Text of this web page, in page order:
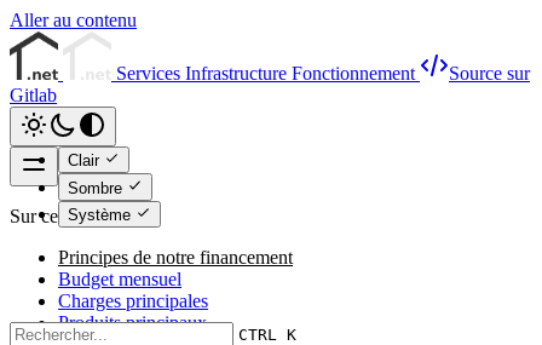
Aller au contenu
Services Infrastructure Fonctionnement
Source sur
Gitlab
Clair
Sombre
Système
CTRL K
Sur cette page
Principes de notre financement
Budget mensuel
Charges principales
Produits principaux